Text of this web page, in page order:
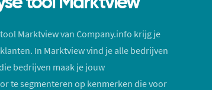
Marktview van Company.info krijg je
In Marktview vind je alle bedrijven
bedrijven maak je jouw
te segmenteren op kenmerken die voor